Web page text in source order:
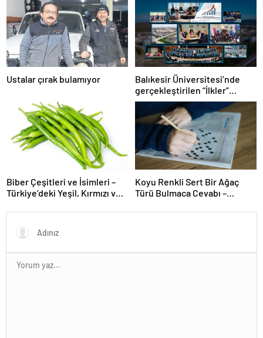
Ustalar çırak bulamıyor
Balıkesir Üniversitesi’nde
gerçekleştirilen “İlkler”
üniversitenin geleceğini
şekillendiriyor
Biber Çeşitleri ve İsimleri –
Türkiye’deki Yeşil, Kırmızı ve
Koyu Renkli Sert Bir Ağaç
Türü Bulmaca Cevabı –
Bir Ağaç Türü